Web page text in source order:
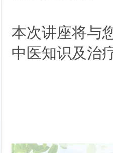
本次讲座将与
中医知识及治